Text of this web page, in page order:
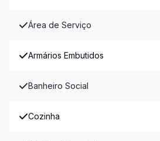
Área de Serviço
Armários Embutidos
Banheiro Social
Cozinha